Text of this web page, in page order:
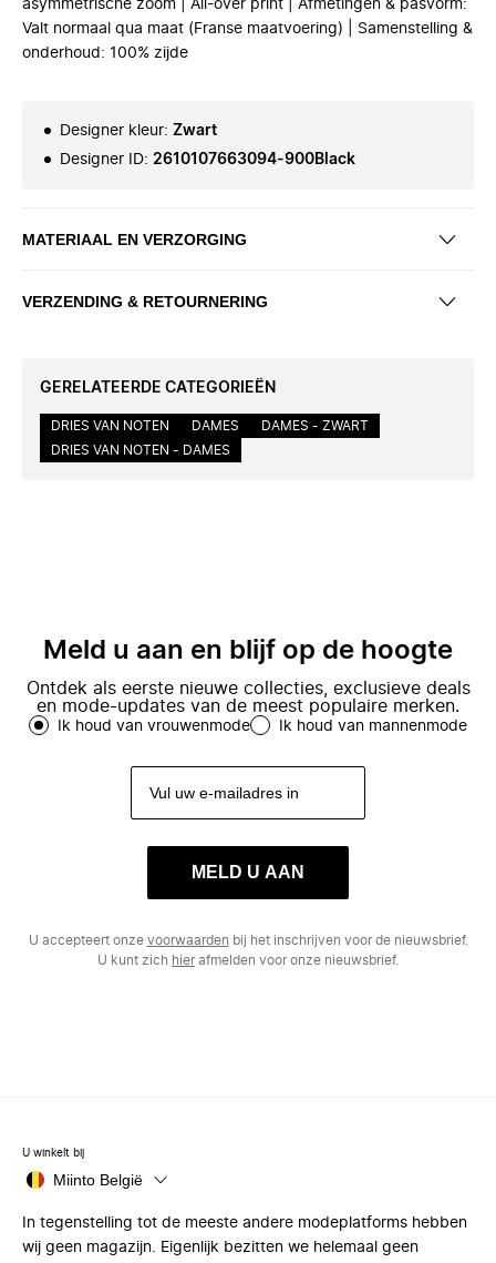
asymmetrische zoom | All-over print | Afmetingen & pasvorm:
Valt normaal qua maat (Franse maatvoering) | Samenstelling &
onderhoud: 100% zijde
Designer kleur: Zwart
Designer ID: 2610107663094-900Black
MATERIAAL EN VERZORGING
VERZENDING & RETOURNERING
GERELATEERDE CATEGORIEËN
DRIES VAN NOTEN DAMES
DAMES - ZWART
DRIES VAN NOTEN - DAMES
Meld u aan en blijf op de hoogte
Ontdek als eerste nieuwe collecties, exclusieve deals
en mode-updates van de meest populaire merken.
Ik houd van vrouwenmode Ik houd van mannenmode
MELD U AAN
U accepteert onze voorwaarden bij het inschrijven voor de nieuwsbrief.
U kunt zich hierafmelden voor onze nieuwsbrief.
U winkelt bij
Miinto België
In tegenstelling tot de meeste andere modeplatforms hebben
wij geen magazijn. Eigenlijk bezitten we helemaal geen